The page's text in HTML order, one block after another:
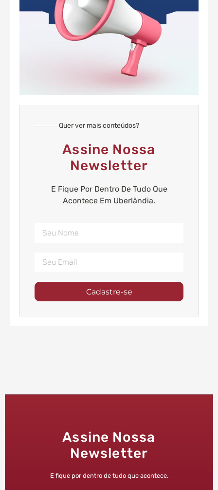
Quer ver mais conteúdos?
Assine Nossa
Newsletter
E Fique Por Dentro De Tudo Que
Acontece Em Uberlândia.
Cadastre-se
Assine Nossa
Newsletter
E fique por dentro de tudo que acontece.